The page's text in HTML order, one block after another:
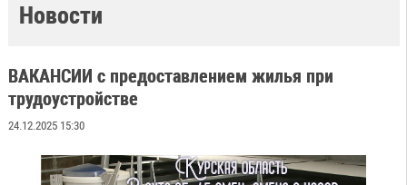
Новости
ВАКАНСИИ с предоставлением жилья при
трудоустройстве
24.12.2025 15:30